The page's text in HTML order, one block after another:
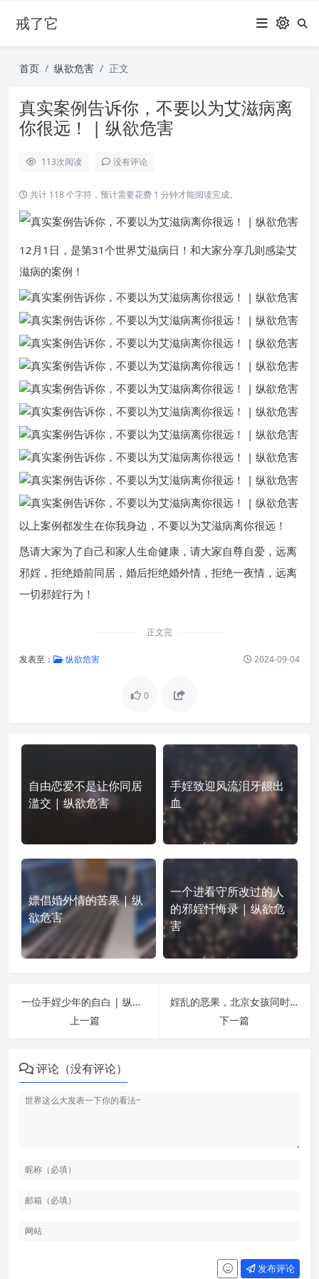
戒了它
首页 纵欲危害 正文
真实案例告诉你，不要以为艾滋病离
你很远！ | 纵欲危害
113次阅读 没有评论
共计 118 个字符，预计需要花费 1 分钟才能阅读完成。
12月1日，是第31个世界艾滋病日！和大家分享几则感染艾
滋病的案例！
以上案例都发生在你我身边，不要以为艾滋病离你很远！
恳请大家为了自己和家人生命健康，请大家自尊自爱，远离
邪婬，拒绝婚前同居，婚后拒绝婚外情，拒绝一夜情，远离
一切邪婬行为！
正文完
发表至： 纵欲危害 2024-09-04
0
自由恋爱不是让你同居
滥交 | 纵欲危害
手婬致迎风流泪牙龈出
血
嫖倡婚外情的苦果 | 纵
欲危害
一个进看守所改过的人
的邪婬忏悔录 | 纵欲危
害
一位手婬少年的自白 | 纵欲危害
上一篇
婬乱的恶果，北京女孩同时感染四种性病 | 纵欲危害
下一篇
评论（没有评论）
发布评论